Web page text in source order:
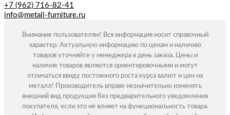
+7 (962) 716-82-41
info@metall-furniture.ru
Внимание пользователям! Вся информация носит справочный
характер. Актуальную информацию по ценам и наличию
товаров уточняйте у менеджера в день заказа. Цены и
наличие товаров являются ориентировочными и могут
отличаться ввиду постоянного роста курса валют и цен на
металл! Производитель вправе незначительно изменять
внешний вид продукции без предварительного уведомления
покупателя, если это не влияет на функциональность товара.